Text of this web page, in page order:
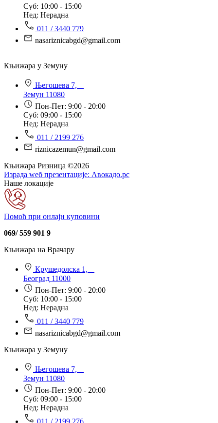
Суб: 10:00 - 15:00
Нед: Нерадна
011 / 3440 779
nasariznicabgd@gmail.com
Књижара у Земуну
Његошева 7,
Земун 11080
Пон-Пет: 9:00 - 20:00
Суб: 09:00 - 15:00
Нед: Нерадна
011 / 2199 276
riznicazemun@gmail.com
Књижара Ризница ©️2026
Израда wеб презентације: Авокадо.рс
Наше локације
Помоћ при онлајн куповини
069/ 559 901 9
Књижара на Врачару
Крушедолска 1,
Београд 11000
Пон-Пет: 9:00 - 20:00
Суб: 10:00 - 15:00
Нед: Нерадна
011 / 3440 779
nasariznicabgd@gmail.com
Књижара у Земуну
Његошева 7,
Земун 11080
Пон-Пет: 9:00 - 20:00
Суб: 09:00 - 15:00
Нед: Нерадна
011 / 2199 276